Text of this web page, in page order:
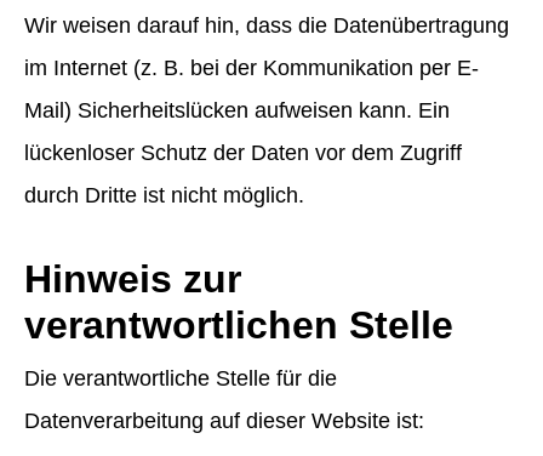
Wir weisen darauf hin, dass die Datenübertragung
im Internet (z. B. bei der Kommunikation per E-
Mail) Sicherheitslücken aufweisen kann. Ein
lückenloser Schutz der Daten vor dem Zugriff
durch Dritte ist nicht möglich.
Hinweis zur
verantwortlichen Stelle
Die verantwortliche Stelle für die
Datenverarbeitung auf dieser Website ist: